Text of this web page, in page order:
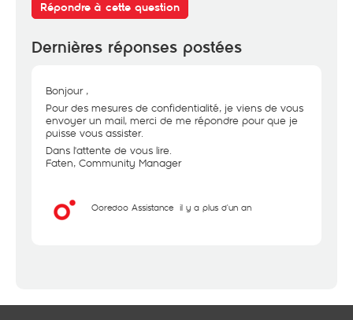
Répondre à cette question
Dernières réponses postées
Bonjour ,
Pour des mesures de confidentialité, je viens de vous
envoyer un mail, merci de me répondre pour que je
puisse vous assister.
Dans l'attente de vous lire.
Faten, Community Manager
Ooredoo Assistance il y a plus d'un an